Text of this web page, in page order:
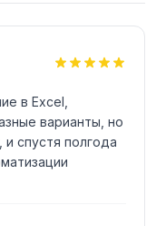
в Excel,
варианты, но
спустя полгода